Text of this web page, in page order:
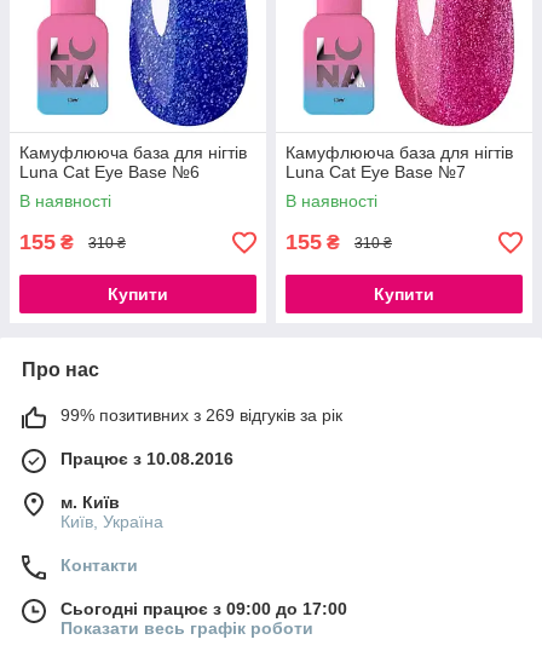
Камуфлююча база для нігтів
Luna Cat Eye Base №6
В наявності
155 ₴ 310 ₴
Купити
Камуфлююча база для нігтів
Luna Cat Eye Base №7
В наявності
155 ₴ 310 ₴
Купити
Про нас
99% позитивних з 269 відгуків за рік
Працює з 10.08.2016
м. Київ
Київ, Україна
Контакти
Сьогодні працює з 09:00 до 17:00
Показати весь графік роботи